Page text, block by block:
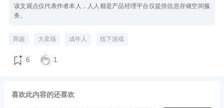
该文观点仅代表作者本人，人人都是产品经理平台仅提供信息存储空间服
务。
商超 大卖场 成年人 线下游戏
6 1
喜欢此内容的还喜欢